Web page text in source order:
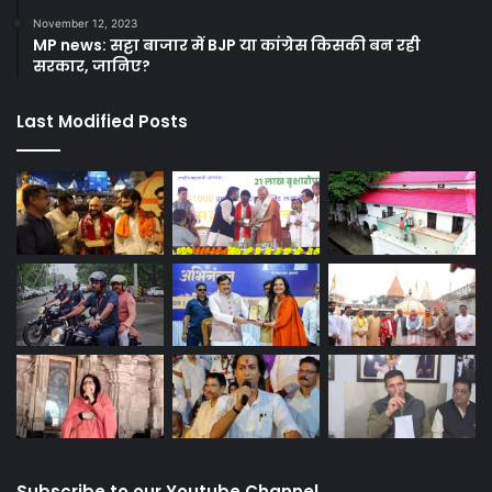
November 12, 2023
MP news: सट्टा बाजार में BJP या कांग्रेस किसकी बन रही
सरकार, जानिए?
Last Modified Posts